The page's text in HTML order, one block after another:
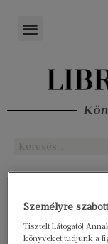
Személyre
Tisztelt Látogató!
könyveket tudjunk a